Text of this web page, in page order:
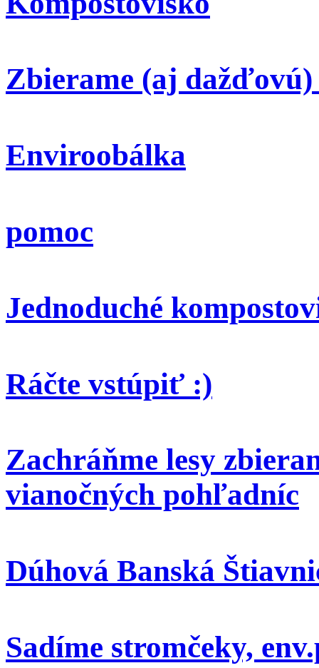
Zbierame (aj
Enviroobálka
pomoc
Jednoduché
Ráčte vstúpiť :)
Zachráňme lesy
vianočných pohľadníc
Dúhová Banská
Sadíme stromčeky,